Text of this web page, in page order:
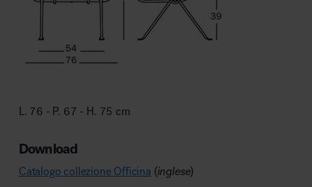
L. 76 - P. 67 - H. 75 cm
Download
Catalogo collezione Officina (inglese)